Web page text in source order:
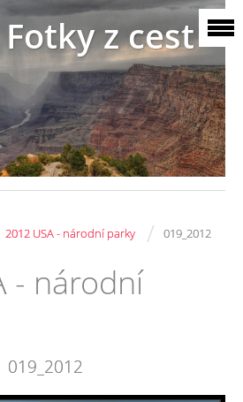
Fotky z cest
2012 USA - národní parky / 019_2012
- národní
019_2012